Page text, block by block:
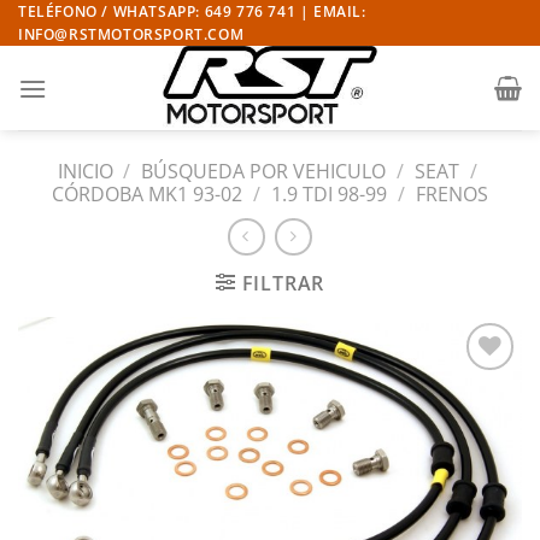
Saltar
al
TELÉFONO / WHATSAPP: 649 776 741 | EMAIL:
INFO@RSTMOTORSPORT.COM
INICIO / BÚSQUEDA POR VEHICULO / SEAT /
CÓRDOBA MK1 93-02 / 1.9 TDI 98-99 / FRENOS
FILTRAR
Añadir
a la
lista
de
deseos